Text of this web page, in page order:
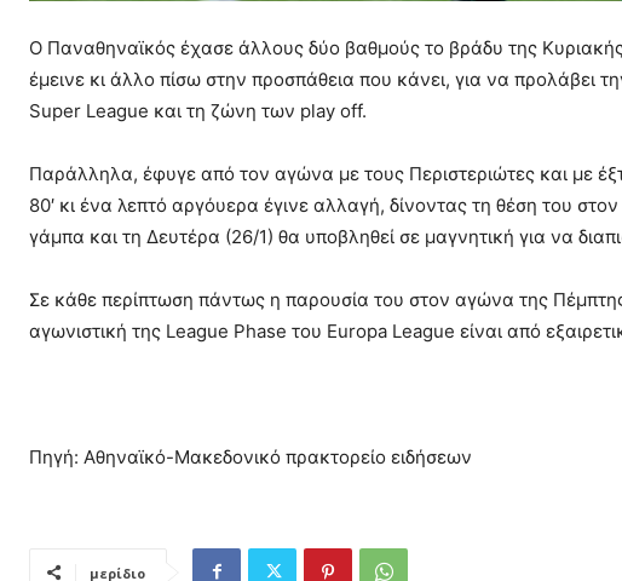
Ο Παναθηναϊκός έχασε άλλους δύο βαθμούς το βράδυ της
έμεινε κι άλλο πίσω στην προσπάθεια που κάνει, για να προλάβει
Super League και τη ζώνη των play off.
Παράλληλα, έφυγε από τον αγώνα με τους Περιστεριώτες και με
80′ κι ένα λεπτό αργόυερα έγινε αλλαγή, δίνοντας τη θέση του
γάμπα και τη Δευτέρα (26/1) θα υποβληθεί σε μαγνητική για να
Σε κάθε περίπτωση πάντως η παρουσία του στον αγώνα της
αγωνιστική της League Phase του Europa League είναι από
Πηγή: Αθηναϊκό-Μακεδονικό πρακτορείο ειδήσεων
μερίδιο